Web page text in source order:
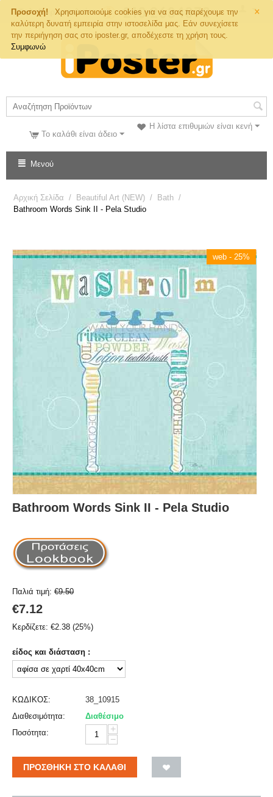
×
Προσοχή!
Χρησιμοποιούμε cookies για να σας παρέχουμε την
καλύτερη δυνατή εμπειρία στην ιστοσελίδα μας. Εάν συνεχίσετε
την περιήγηση σας στο iposter.gr, αποδέχεστε τη χρήση τους.
Συμφωνώ
Τηλ. Παραγγελιών
Η λίστα επιθυμιών είναι κενή
Το καλάθι είναι άδειο
Μενού
Αρχική Σελίδα / Beautiful Art (NEW) / Bath /
Bathroom Words Sink II - Pela Studio
web - 25%
Bathroom Words Sink II - Pela Studio
Παλιά τιμή: €9.50
€7.12
Κερδίζετε: €2.38 (25%)
είδος και διάσταση :
ΚΩΔΙΚΟΣ:
38_10915
Διαθεσιμότητα:
Διαθέσιμο
Ποσότητα:
+
−
ΠΡΟΣΘΉΚΗ ΣΤΟ ΚΑΛΆΘΙ